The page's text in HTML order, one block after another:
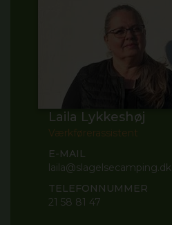
Laila Lykkeshøj
Værkførerassistent
E-MAIL
laila@slagelsecamping.dk
TELEFONNUMMER
21 58 81 47